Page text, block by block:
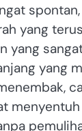
yang
yang
yang